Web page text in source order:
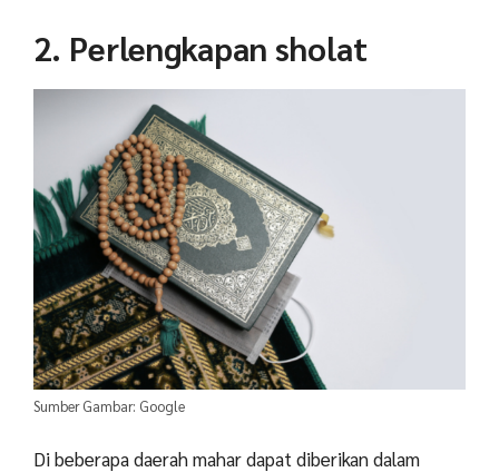
2. Perlengkapan sholat
Sumber Gambar: Google
Di beberapa daerah mahar dapat diberikan dalam